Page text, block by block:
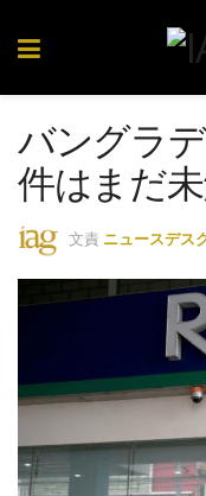
バングラ
件はまだ
文責 ニュースデス